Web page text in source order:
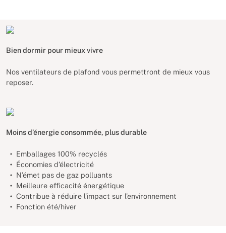
Bien dormir pour mieux vivre
Nos ventilateurs de plafond vous permettront de mieux vous
reposer.
Moins d’énergie consommée, plus durable
Emballages 100% recyclés
Économies d’électricité
N’émet pas de gaz polluants
Meilleure efficacité énergétique
Contribue à réduire l’impact sur l’environnement
Fonction été/hiver